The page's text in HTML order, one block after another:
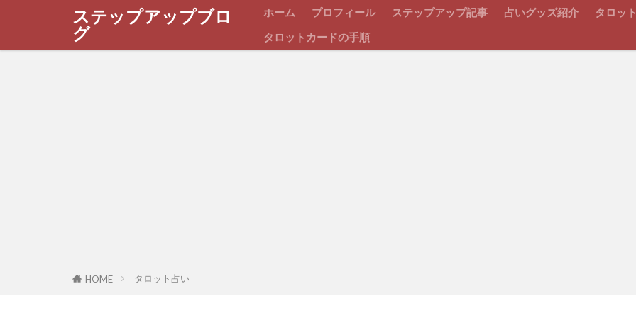
ステップアップブロ
グ
ホーム プロフィール ステップアップ記事 占いグッズ紹介
タロッ
タロットカードの手順
HOME タロット占い